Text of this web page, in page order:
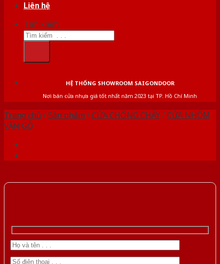
Liên hệ
Tìm kiếm:
HỆ THỐNG SHOWROOM SAIGONDOOR
Nơi bán cửa nhựa giá tốt nhất năm 2023 tại TP. Hồ Chí Minh
Trang chủ /Sản phẩm /CỬA CHỐNG CHÁY/CỬA NHÔM
VÂN GỖ